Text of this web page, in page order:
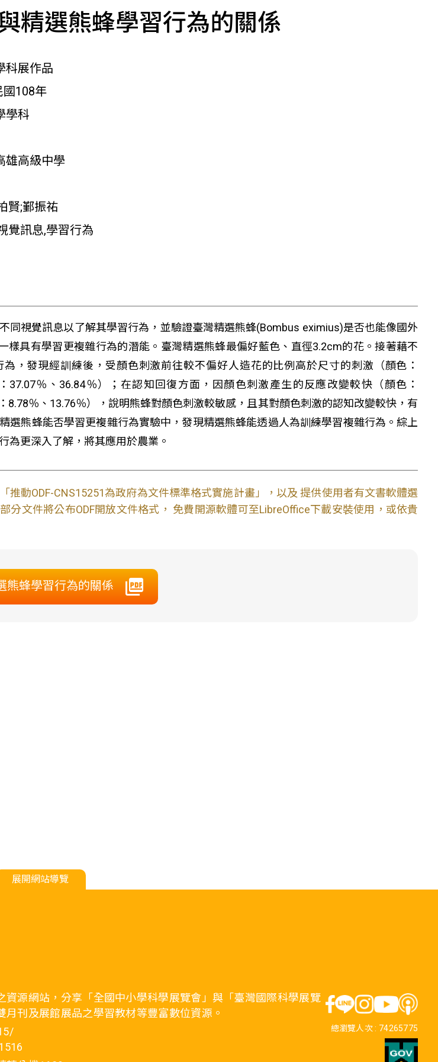
精選熊蜂學習行為的關係
科展作品
國108年
學科
雄高級中學
賢;鄞振祐
覺訊息,學習行為
同視覺訊息以了解其學習行為，並驗證臺灣精選熊蜂(Bombus eximius)是否也能像國外
樣具有學習更複雜行為的潛能。臺灣精選熊蜂最偏好藍色、直徑3.2cm的花。接著藉不
為，發現經訓練後，受顏色刺激前往較不偏好人造花的比例高於尺寸的刺激（顏色：
37.07％、36.84％）；在認知回復方面，因顏色刺激產生的反應改變較快（顏色：
8.78％、13.76％），說明熊蜂對顏色刺激較敏感，且其對顏色刺激的認知改變較快，有
選熊蜂能否學習更複雜行為實驗中，發現精選熊蜂能透過人為訓練學習複雜行為。綜上
為更深入了解，將其應用於農業。
推動ODF-CNS15251為政府為文件標準格式實施計畫」，以及 提供使用者有文書軟體選
分文件將公布ODF開放文件格式， 免費開源軟體可至LibreOffice下載安裝使用，或依貴
熊蜂學習行為的關係
展開網站導覽
資源網站，分享「全國中小學科學展覽會」與「臺灣國際科學展覽
刊及展館展品之學習教材等豐富數位資源。
總瀏覽人次 : 74265775